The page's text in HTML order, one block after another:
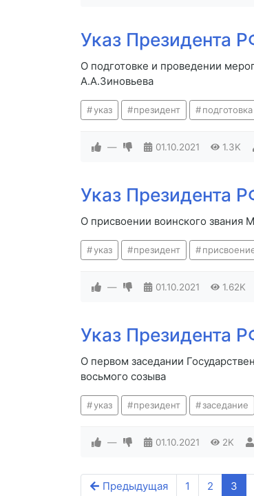
Указ Президента
О подготовке и проведении
А.А.Зиновьева
указ президент подготовка
— 01.10.2021 1.3K
Указ Президента
О присвоении воинского звания
указ президент
— 01.10.2021 1.62K
Указ Президента
О первом заседании
восьмого созыва
указ президент заседание
— 01.10.2021 2K
Предыдущая 1 2 3